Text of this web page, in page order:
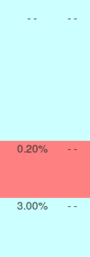
- - - -
0.20% - -
3.00% - -